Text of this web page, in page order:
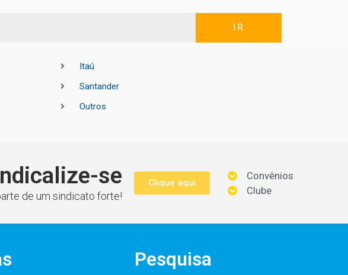
IR
Itaú
Santander
Outros
se
de um sindicato forte!
Clique aqui
Convênios
Clube
Pesquisa